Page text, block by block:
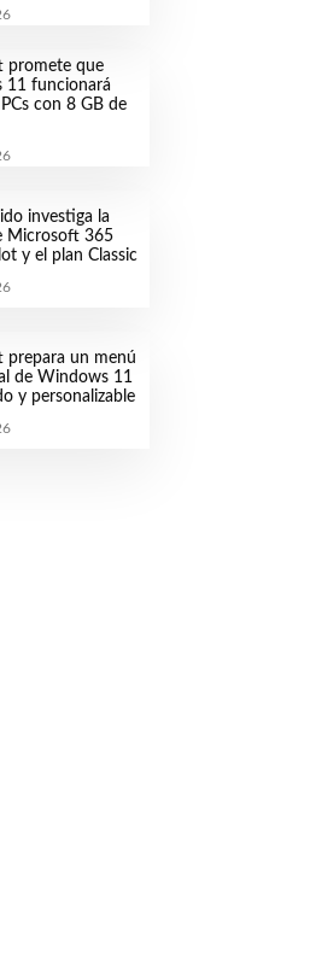
promete que
11 funcionará
con 8 GB de
investiga la
Microsoft 365
y el plan Classic
prepara un menú
de Windows 11
y personalizable